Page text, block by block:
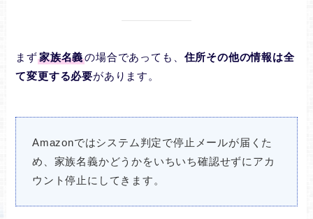
まず家族名義の場合であっても、 住所その他の情報は全
て変更する必要があります。
Amazonではシステム判定で停止メールが届くた
め、家族名義かどうかをいちいち確認せずにアカ
ウント停止にしてきます。